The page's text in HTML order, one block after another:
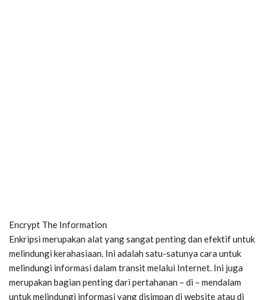
Encrypt The Information
Enkripsi merupakan alat yang sangat penting dan efektif untuk
melindungi kerahasiaan. Ini adalah satu-satunya cara untuk
melindungi informasi dalam transit melalui Internet. Ini juga
merupakan bagian penting dari pertahanan – di – mendalam
untuk melindungi informasi yang disimpan di website atau di